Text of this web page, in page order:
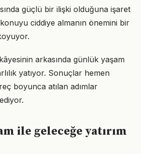
güçlü bir ilişki olduğuna işaret
ciddiye almanın önemini bir
arkasında günlük yaşam
yatıyor. Sonuçlar hemen
boyunca atılan adımlar
ile geleceğe yatırım